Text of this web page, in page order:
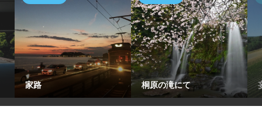
家路 桐原の滝にて